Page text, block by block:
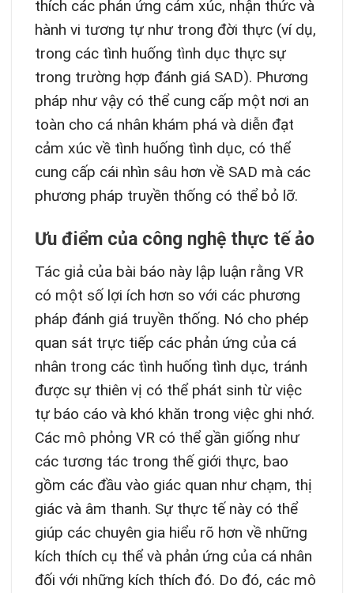
thích các phản ứng cảm xúc, nhận thức và
hành vi tương tự như trong đời thực (ví dụ,
trong các tình huống tình dục thực sự
trong trường hợp đánh giá SAD). Phương
pháp như vậy có thể cung cấp một nơi an
toàn cho cá nhân khám phá và diễn đạt
cảm xúc về tình huống tình dục, có thể
cung cấp cái nhìn sâu hơn về SAD mà các
phương pháp truyền thống có thể bỏ lỡ.
Ưu điểm của công nghệ thực tế ảo
Tác giả của bài báo này lập luận rằng VR
có một số lợi ích hơn so với các phương
pháp đánh giá truyền thống. Nó cho phép
quan sát trực tiếp các phản ứng của cá
nhân trong các tình huống tình dục, tránh
được sự thiên vị có thể phát sinh từ việc
tự báo cáo và khó khăn trong việc ghi nhớ.
Các mô phỏng VR có thể gần giống như
các tương tác trong thế giới thực, bao
gồm các đầu vào giác quan như chạm, thị
giác và âm thanh. Sự thực tế này có thể
giúp các chuyên gia hiểu rõ hơn về những
kích thích cụ thể và phản ứng của cá nhân
đối với những kích thích đó. Do đó, các mô